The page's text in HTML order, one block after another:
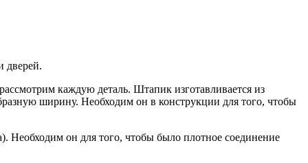
дверей.
каждую деталь. Штапик изготавливается из
ширину. Необходим он в конструкции для того, чтобы
Необходим он для того, чтобы было плотное соединение